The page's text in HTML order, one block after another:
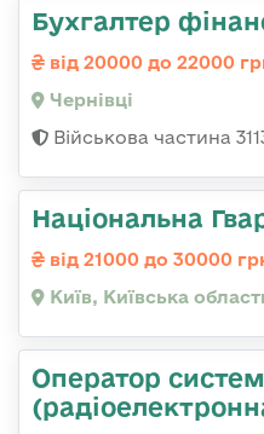
Бухгалтер
від 20000 до 22000
Чернівці
Військова частина
Національна
від 21000 до 30000
Київ, Київська
Оператор